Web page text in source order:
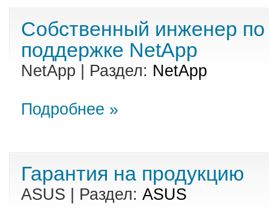
Собственный инженер по
поддержке NetApp
NetApp | Раздел: NetApp
Подробнее »
Гарантия на продукцию
ASUS | Раздел: ASUS